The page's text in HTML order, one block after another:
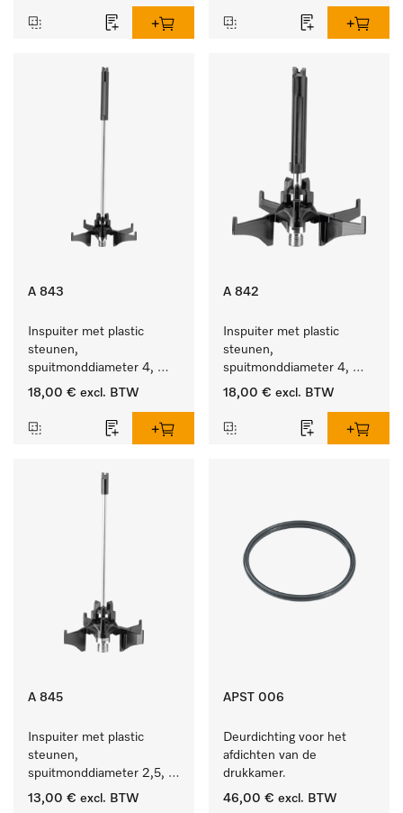
A 843
Inspuiter met plastic
steunen,
spuitmonddiameter 4,
lengte 185 mm, 1 stuk
18,00 € excl. BTW
A 842
Inspuiter met plastic
steunen,
spuitmonddiameter 4,
lengte 90 mm, 1 stuk
18,00 € excl. BTW
A 845
Inspuiter met plastic
steunen,
spuitmonddiameter 2,5,
lengte 125 mm, 1 stuk.
13,00 € excl. BTW
APST 006
Deurdichting voor het
afdichten van de
drukkamer.
46,00 € excl. BTW